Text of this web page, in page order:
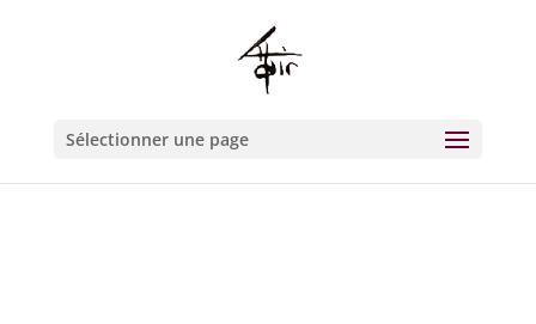
: Constant WP_CRON_LOCK_TIMEOUT already defined in
on line93
Sélectionner une page